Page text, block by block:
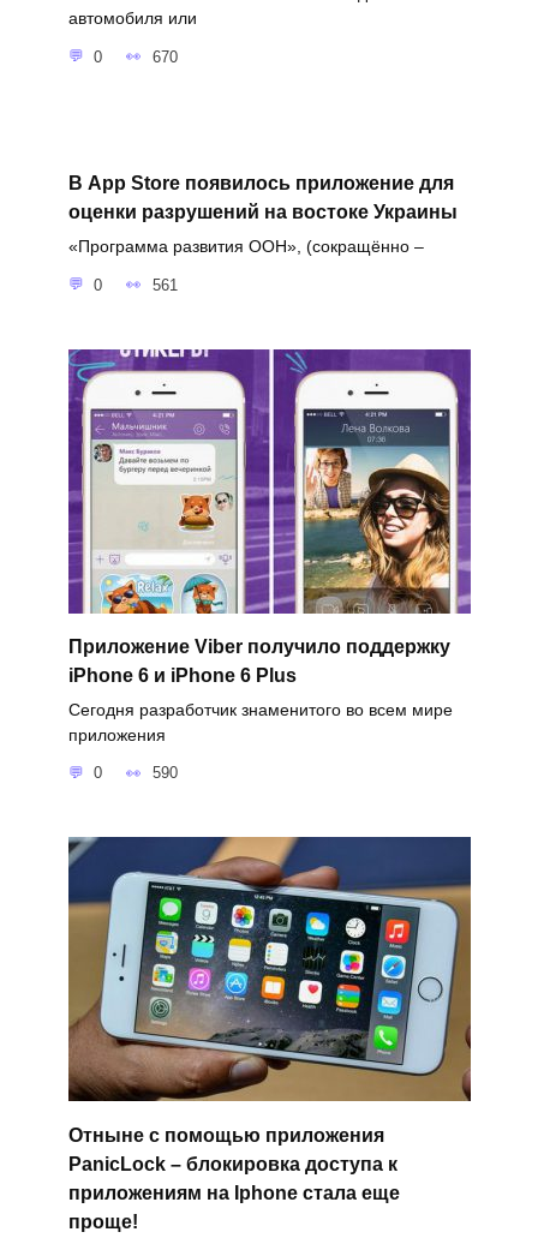
автомобиля или
0 670
В App Store появилось приложение для
оценки разрушений на востоке Украины
«Программа развития ООН», (сокращённо –
0 561
Приложение Viber получило поддержку
iPhone 6 и iPhone 6 Plus
Сегодня разработчик знаменитого во всем мире
приложения
0 590
Отныне с помощью приложения
PanicLock – блокировка доступа к
приложениям на Iphone стала еще
проще!